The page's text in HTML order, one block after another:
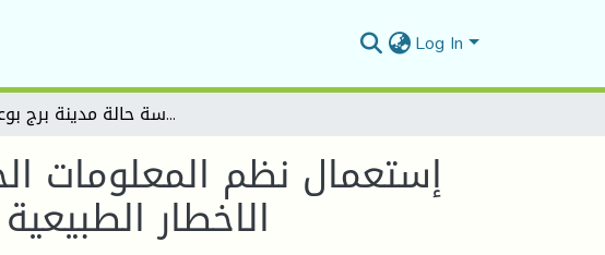
Log In
إستعمال نظم المعلومات الجغرافية لإنشاء قاعدة بيانات لتخطيط ومواجهة الاخطار الطبيعية والتكنولوجية - دراسة حالة مدينة برج بوعريريج
إستعمال نظم المعلومات
الاخطار